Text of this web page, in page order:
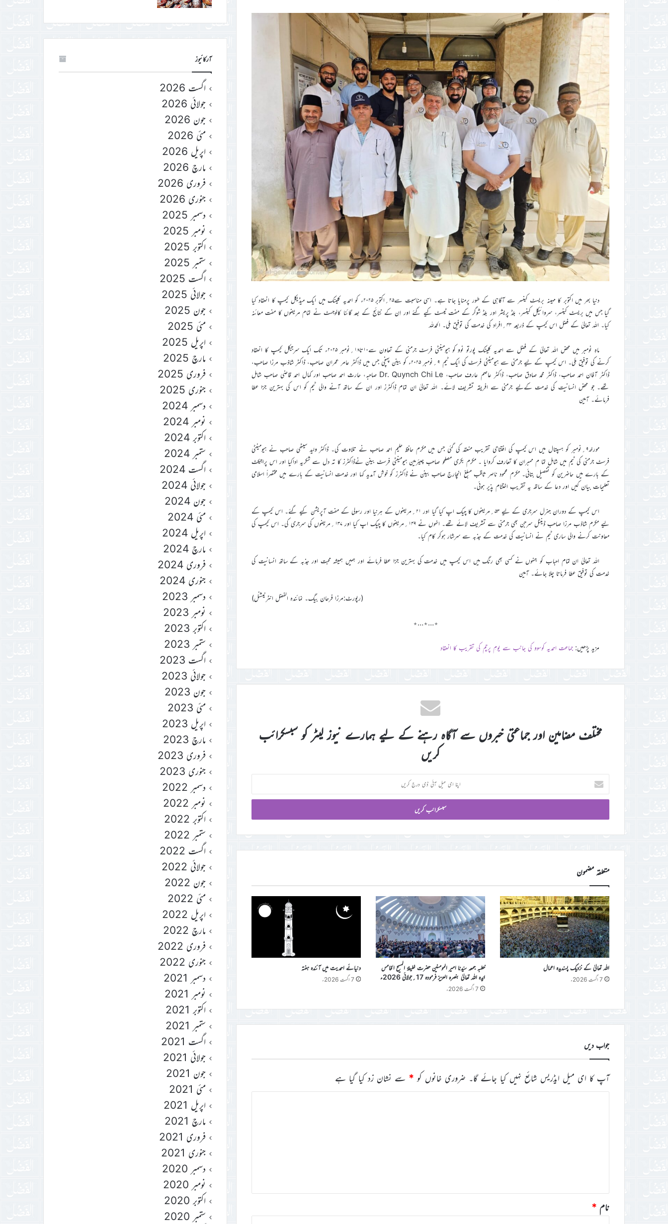
دنیا بھر میں اکتوبر کا مہینہ بریسٹ کینسر سے آگاہی کے طور پرمنایا جاتا ہے۔ اسی مناسبت سے۲۵؍اکتوبر ۲۰۲۵ء کو احمدیہ کلینک میں ایک میڈیکل کیمپ کا انعقاد کیا
گیا جس میں بریسٹ کینسر، سروائیکل کینسر، بلڈ پریشر اور بلڈ شوگر کے مفت ٹیسٹ کیے گئے اور اِن کے نتائج کے بعد گائنا کالوجسٹ نے تمام مریضوں کا مفت معائنہ
کیا۔ اللہ تعالیٰ کے فضل اس کیمپ کے ذریعہ ۴۳؍افراد کی خدمت کی توفیق ملی۔ الحمدللہ
ماہِ نومبر میں محض اللہ تعالیٰ کے فضل سے احمدیہ کلینک پورتو نوو کو ہیومینٹی فرسٹ جرمنی کے تعاون سے۱۰تا۱۸؍نومبر ۲۰۲۵ء تک ایک سرجیکل کیمپ کا انعقاد
کرنے کی توفیق ملی۔ اس کیمپ کے ليے جرمنی سے ہیومینٹی فرسٹ کی ایک ٹیم ۹؍نومبر ۲۰۲۵ء کو بینن پہنچی جس میں ڈاکٹر عامر عمران صاحب، ڈاکٹر شاذب مرزا صاحب،
ڈاکٹر آفان احمد صاحب، ڈاکٹر محمد صادق صاحب، ڈاکٹر عاصم عارف صاحب، Dr. Quynch Chi Le صاحبہ، حارث احمد صاحب اور کمال احمد قاضی صاحب شامل
تھے۔ جو محض انسانیت کی خدمت کےليے جرمنی سے افریقہ تشریف لائے۔ اللہ تعالیٰ ان تمام ڈاکٹرز اور ان کے ساتھ آنے والی ٹیم کو اس کی بہترین جزا عطا
فرمائے۔ آمین
مورخہ۹؍نومبر کو ہسپتال میں اس کیمپ کی افتتاحی تقریب منعقد کی گئی جس میں مکرم حافظ حلیم احمد صاحب نے تلاوت کی۔ ڈاکٹر ولید سیٹھی صاحب نے ہیومینٹی
فرسٹ جرمنی کی ٹیم میں شامل تما م ممبران کا تعارف کروایا ۔ مکرم بکری مصلحو صاحب چیئرمین ہیومینٹی فرسٹ بینن نےڈاکٹرز کا تہ دل سے شکریہ اداکیا اور اس پراجیکٹ
کے بارے میں حاضرین کو تفصیل بتائی۔ مکرم محمود ناصر ثاقب مبلغ انچارج صاحب بینن نے ڈاکٹرز کو خوش آمدید کہا اور خدمت انسانیت کے بارے میں مختصراً اسلامی
تعلیمات بیان کیں اور دعا کے ساتھ یہ تقریب اختتام پذیر ہوئی۔
اس کیمپ کے دوران جنرل سرجری کے ليے ۵۳؍مریضوں کا چیک اپ کیا گیا اور ۲۱؍مریضوں کے ہرنیا اور رسولی کے مفت آپریشن کيے گئے۔ اس کیمپ کے
ليے مکرم شاذب مرزا صاحب ڈینٹل سرجن بھی جرمنی سے تشریف لائے تھے۔ انہوں نے ۱۴۹؍مریضوں کا چیک اپ کیا اور ۱۳۷؍مریضوں کی سرجری کی۔ اس کیمپ کی
معاونت کرنے والی ساری ٹیم نے انسانیت کی خدمت کے جذبہ سے سرشار ہوکر کام کیا۔
اللہ تعالیٰ ان تمام احباب کو جنہوں نے کسی بھی رنگ میں اس کیمپ میں خدمت کی بہترین جزا عطا فرمائے اور ہمیں ہمیشہ محبت اور جذبہ کے ساتھ انسانیت کی
خدمت کی توفیق عطا فرماتا چلا جائے۔ آمین
(رپورٹ:مرزا فرحان بیگ۔ نمائندہ الفضل انٹرنیشنل)
٭…٭…٭
مزید پڑھیں: جماعت احمدیہ کوسوو کی جانب سے یومِ پرچم کی تقریب کا انعقاد
مختلف مضامین اور جماعتی خبروں سے آگاہ رہنے کے لیے ہمارے نیوز لیٹر کو سبسکرائب
کریں
اپنا
ای
میل
ڈی
متعلقہ مضمون
اللہ تعالیٰ کے نزدیک پسندیدہ اعمال
7 اگست 2026ء
خطبہ جمعہ سیّدنا امیر المومنین حضرت خلیفۃ المسیح الخامس
ایّدہ اللہ تعالیٰ بنصرہ العزیز فرمودہ 17؍جولائی 2026ء
7 اگست 2026ء
دنیائے احمدیت میں آئندہ ہفتہ
7 اگست 2026ء
جواب دیں
آپ کا ای میل ایڈریس شائع نہیں کیا جائے گا۔ ضروری خانوں کو * سے نشان زد کیا گیا ہے
نام *
آرکائیوز
اگست 2026
جولائی 2026
جون 2026
مئی 2026
اپریل 2026
مارچ 2026
فروری 2026
جنوری 2026
دسمبر 2025
نومبر 2025
اکتوبر 2025
ستمبر 2025
اگست 2025
جولائی 2025
جون 2025
مئی 2025
اپریل 2025
مارچ 2025
فروری 2025
جنوری 2025
دسمبر 2024
نومبر 2024
اکتوبر 2024
ستمبر 2024
اگست 2024
جولائی 2024
جون 2024
مئی 2024
اپریل 2024
مارچ 2024
فروری 2024
جنوری 2024
دسمبر 2023
نومبر 2023
اکتوبر 2023
ستمبر 2023
اگست 2023
جولائی 2023
جون 2023
مئی 2023
اپریل 2023
مارچ 2023
فروری 2023
جنوری 2023
دسمبر 2022
نومبر 2022
اکتوبر 2022
ستمبر 2022
اگست 2022
جولائی 2022
جون 2022
مئی 2022
اپریل 2022
مارچ 2022
فروری 2022
جنوری 2022
دسمبر 2021
نومبر 2021
اکتوبر 2021
ستمبر 2021
اگست 2021
جولائی 2021
جون 2021
مئی 2021
اپریل 2021
مارچ 2021
فروری 2021
جنوری 2021
دسمبر 2020
نومبر 2020
اکتوبر 2020
ستمبر 2020